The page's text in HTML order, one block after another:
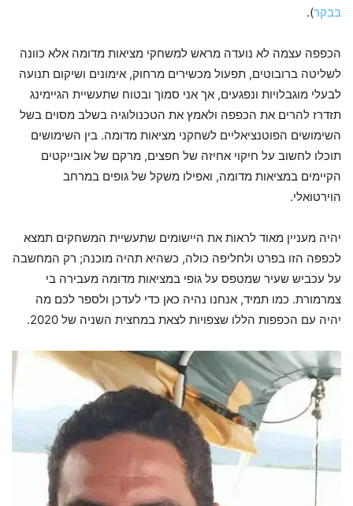
בבקר).
הכפפה עצמה לא נועדה מראש למשחקי מציאות מדומה אלא כוונה
לשליטה ברובוטים, תפעול מכשירים מרחוק, אימונים ושיקום תנועה
לבעלי מוגבלויות ונפגעים, אך אני סמוך ובטוח שתעשיית הגיימינג
תזדרז להרים את הכפפה ולאמץ את הטכנולוגיה בשלב מסוים בשל
השימושים הפוטנציאליים לשחקני מציאות מדומה. בין השימושים
תוכלו לחשוב על חיקוי אחיזה של חפצים, מרקם של אובייקטים
הקיימים במציאות מדומה, ואפילו משקל של גופים במרחב
הוירטואלי.
יהיה מעניין מאוד לראות את היישומים שתעשיית המשחקים תמצא
לכפפה הזו בפרט ולחליפה כולה, כשהיא תהיה מוכנה; רק המחשבה
על עכביש שעיר שמטפס על גופי במציאות מדומה מעבירה בי
צמרמורת. כמו תמיד, אנחנו נהיה כאן כדי לעדכן ולספר לכם מה
יהיה עם הכפפות הללו שצפויות לצאת במחצית השניה של 2020.